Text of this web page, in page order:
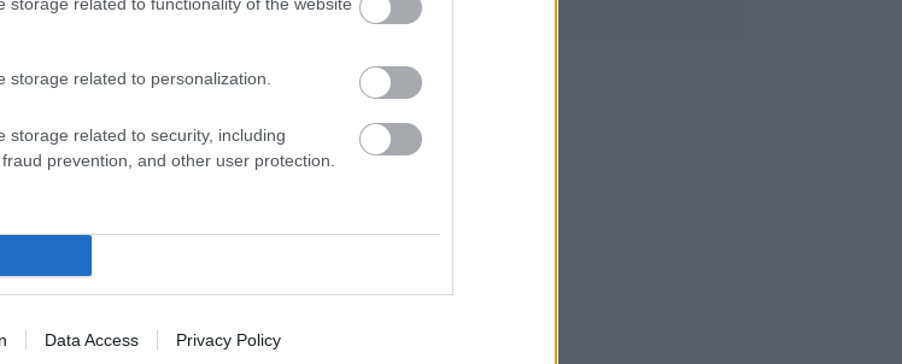
storage related to personalization.
storage related to security, including
prevention, and other user protection.
Data Access Privacy Policy